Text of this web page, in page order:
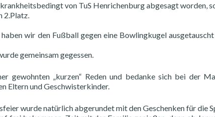
von TuS Henrichenburg abgesagt worden,
2.Platz.
wir den Fußball gegen eine Bowlingkugel
gemeinsam gegessen.
gewohnten „kurzen“ Reden und bedanke sich bei der
Eltern und Geschwisterkinder.
wurde natürlich abgerundet mit den Geschenken für die